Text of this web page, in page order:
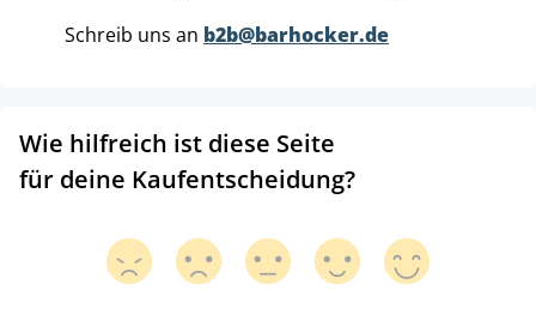
Schreib uns an b2b@barhocker.de
Wie hilfreich ist diese Seite
für deine Kaufentscheidung?